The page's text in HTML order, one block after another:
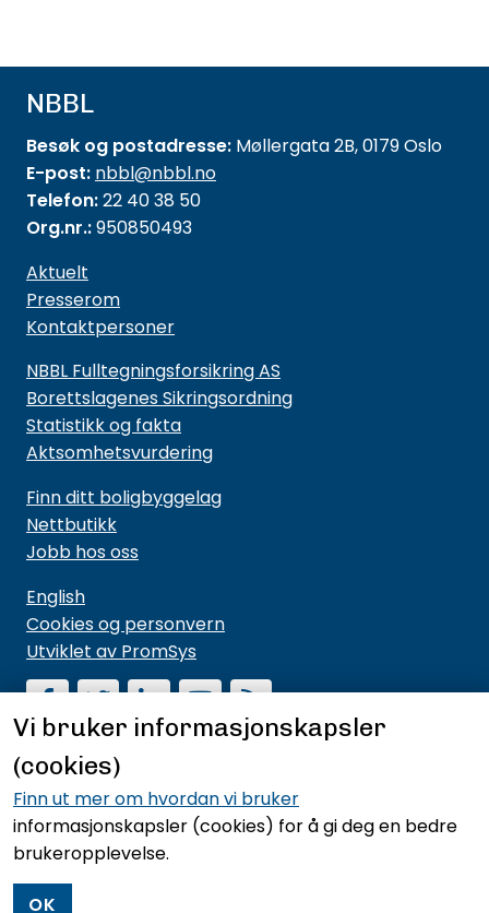
NBBL
Besøk og postadresse: Møllergata 2B, 0179 Oslo
E-post: nbbl@nbbl.no
Telefon:22 40 38 50
Org.nr.:950850493
Aktuelt
Presserom
Kontaktpersoner
NBBL Fulltegningsforsikring AS
Borettslagenes Sikringsordning
Statistikk og fakta
Aktsomhetsvurdering
Finn ditt boligbyggelag
Nettbutikk
Jobb hos oss
English
Cookies og personvern
Utviklet av PromSys
Motta nyhetsbrev fra NBBL
Hold deg oppdatert på hva vi driver med og hva vi
mener noe om.
Meld deg på nyhetsbrevet
Vi bruker informasjonskapsler
(cookies)
Finn ut mer om hvordan vi bruker
informasjonskapsler (cookies) for å gi deg en bedre
brukeropplevelse.
OK